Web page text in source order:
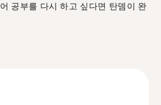
공부를 다시 하고 싶다면 탄뎀이 완